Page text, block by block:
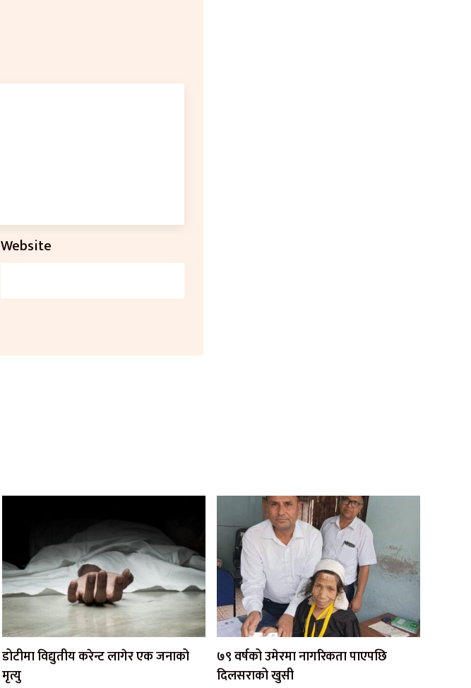
Website
डोटीमा विद्युतीय करेन्ट लागेर एक जनाको
मृत्यु
७९ वर्षको उमेरमा नागरिकता पाएपछि
दिलसराको खुसी